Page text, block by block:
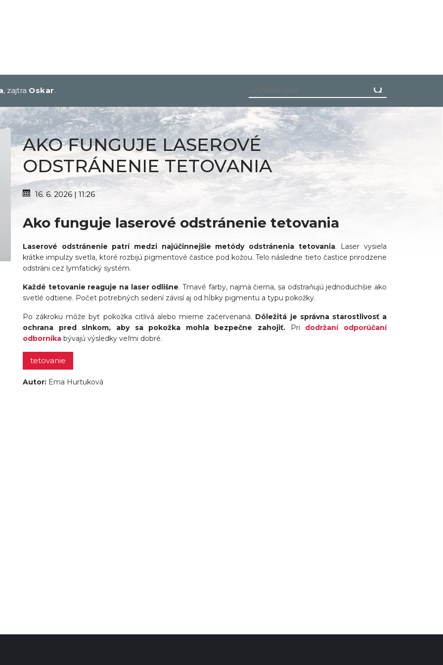
, zajtra Oskar.
AKO FUNGUJE LASEROVÉ
ODSTRÁNENIE TETOVANIA
16. 6. 2026 | 11:26
Ako funguje laserové odstránenie tetovania
Laserové odstránenie patrí medzi najúčinnejšie metódy odstránenia tetovania. Laser vysiela
krátke impulzy svetla, ktoré rozbijú pigmentové častice pod kožou. Telo následne tieto častice prirodzene
odstráni cez lymfatický systém.
Každé tetovanie reaguje na laser odlišne. Tmavé farby, najmä čierna, sa odstraňujú jednoduchšie ako
svetlé odtiene. Počet potrebných sedení závisí aj od hĺbky pigmentu a typu pokožky.
Po zákroku môže byť pokožka citlivá alebo mierne začervenaná. Dôležitá je správna starostlivosť a
ochrana pred slnkom, aby sa pokožka mohla bezpečne zahojiť. Pri dodržaní odporúčaní
odborníka bývajú výsledky veľmi dobré.
tetovanie
Autor: Ema Hurtuková